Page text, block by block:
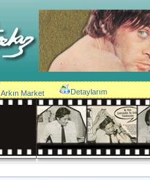
Arkın Market Detaylarım